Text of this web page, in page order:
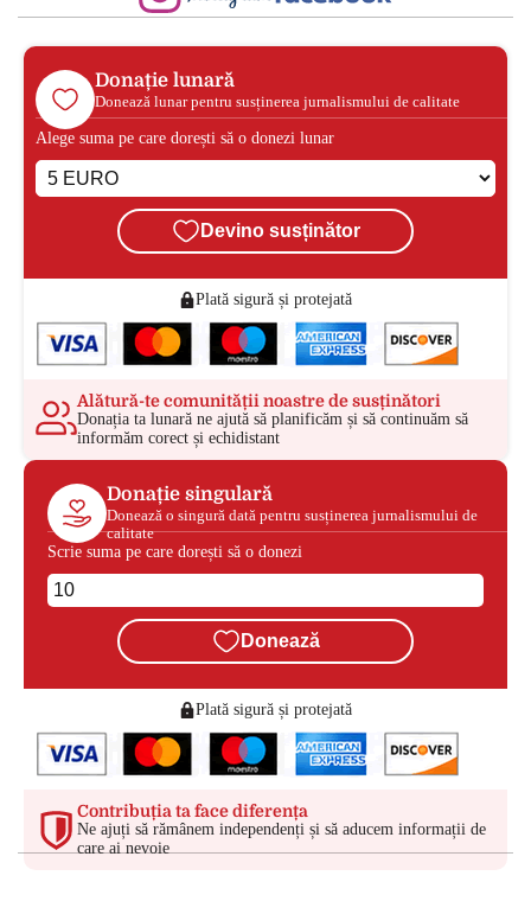
Donație lunară
Donează lunar pentru susținerea jurnalismului de calitate
Alege suma pe care dorești să o donezi lunar
Devino susținător
Plată sigură și protejată
Alătură-te comunității noastre de susținători
Donația ta lunară ne ajută să planificăm și să continuăm să
informăm corect și echidistant
Donație singulară
Donează o singură dată pentru susținerea jurnalismului de
calitate
Scrie suma pe care dorești să o donezi
Donează
Plată sigură și protejată
Contribuția ta face diferența
Ne ajuți să rămânem independenți și să aducem informații de
care ai nevoie